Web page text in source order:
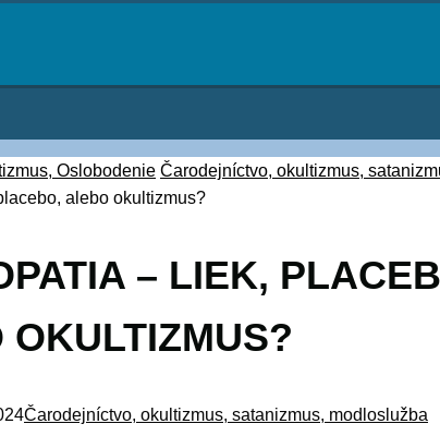
Oslobodenie Čarodejníctvo, okultizmus,
alebo okultizmus?
– LIEK,
OKULTIZMUS?
Čarodejníctvo, okultizmus, satanizmus, modloslužba